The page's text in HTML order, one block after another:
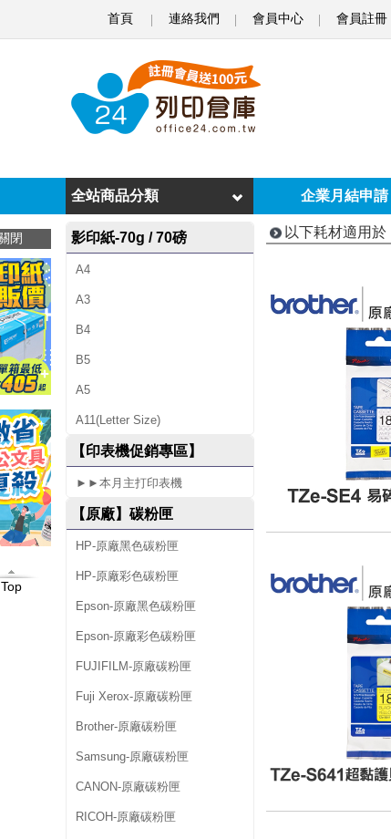
首頁 連絡我們 會員中心 會員註冊
閉
Top
o
h
e
r
P
T
企業月結申請
全站商品分類
影印紙-70g / 70磅
A4
A3
B4
B5
A5
A11(Letter Size)
【印表機促銷專區】
►►本月主打印表機
【原廠】碳粉匣
HP-原廠黑色碳粉匣
HP-原廠彩色碳粉匣
Epson-原廠黑色碳粉匣
Epson-原廠彩色碳粉匣
FUJIFILM-原廠碳粉匣
Fuji Xerox-原廠碳粉匣
Brother-原廠碳粉匣
Samsung-原廠碳粉匣
CANON-原廠碳粉匣
RICOH-原廠碳粉匣
以下耗材適用於